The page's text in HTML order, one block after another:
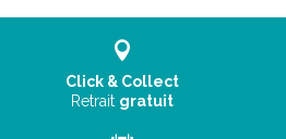
Click & Collect
Retrait gratuit